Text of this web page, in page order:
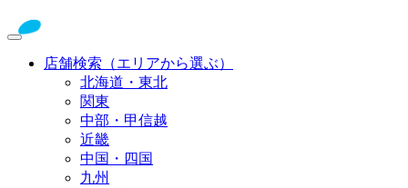
店舗検索（エリアから選ぶ）
北海道・東北
関東
中部・甲信越
近畿
中国・四国
九州